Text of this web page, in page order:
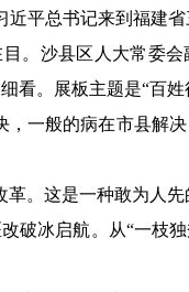
近平总书记来到福建
。沙县区人大常委
看。展板主题是“百
，一般的病在市县解
革。这是一种敢为人
破冰启航。从“一枝